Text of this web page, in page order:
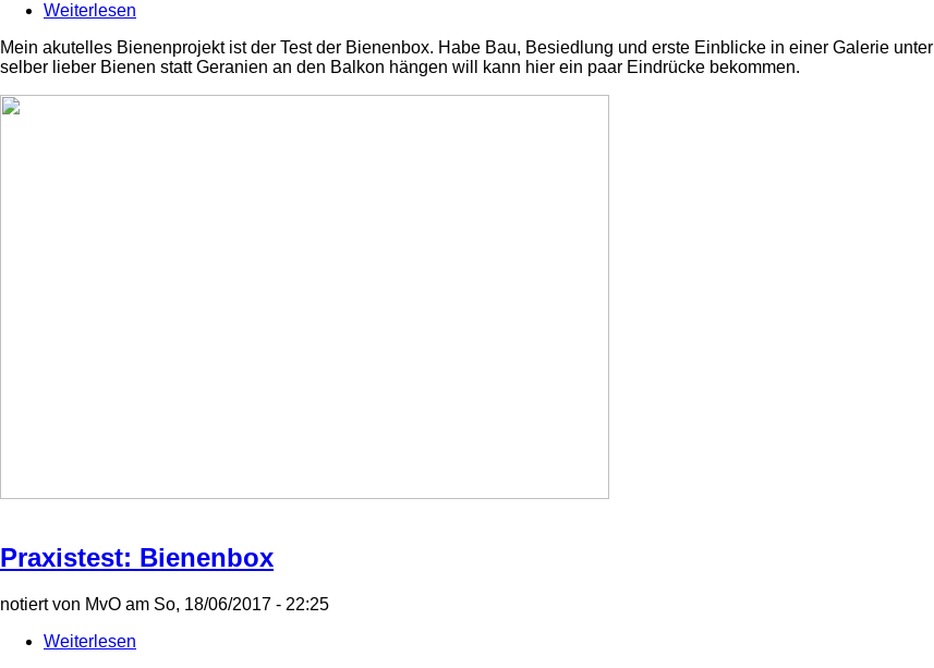
Weiterlesen
bezogen
Mein akutelles Bienenprojekt ist der Test der Bienenbox. Habe Bau, Besiedlung und erste Einblicke in einer Galerie unter
selber lieber Bienen statt Geranien an den Balkon hängen will kann hier ein paar Eindrücke bekommen.
Praxistest: Bienenbox
notiert von MvO am So, 18/06/2017 - 22:25
Weiterlesen